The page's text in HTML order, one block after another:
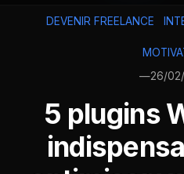
DEVENIR FREELANCE
—26/
5 plugins